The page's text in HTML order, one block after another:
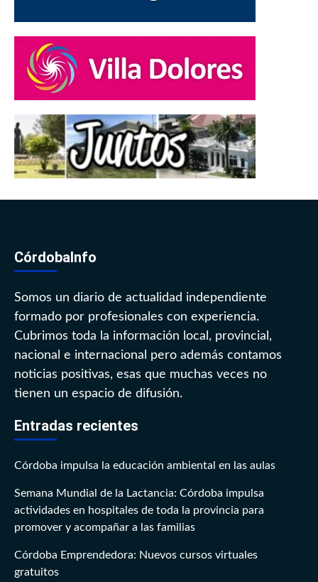
CórdobaInfo
Somos un diario de actualidad independiente
formado por profesionales con experiencia.
Cubrimos toda la información local, provincial,
nacional e internacional pero además contamos
noticias positivas, esas que muchas veces no
tienen un espacio de difusión.
Entradas recientes
Córdoba impulsa la educación ambiental en las aulas
Semana Mundial de la Lactancia: Córdoba impulsa
actividades en hospitales de toda la provincia para
promover y acompañar a las familias
Córdoba Emprendedora: Nuevos cursos virtuales
gratuitos